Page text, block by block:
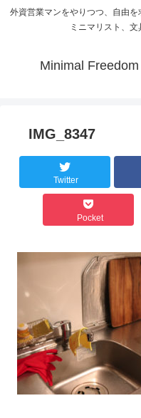
外資営業マンをやりつつ、自由を
ミニマリスト、
Minimal Freedom
IMG_8347
Twitter
Pocket